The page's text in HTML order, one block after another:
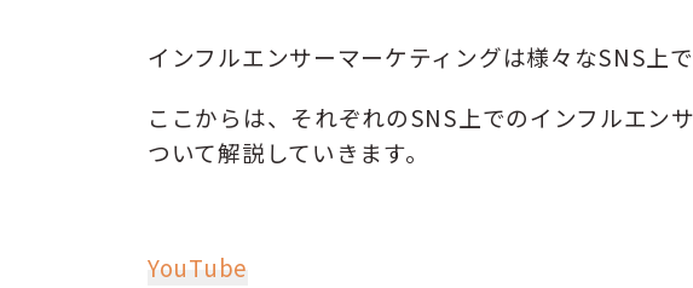
インフルエンサーマーケティングは様々なSNS上で
ここからは、それぞれのSNS上でのインフルエン
ついて解説していきます。
YouTube